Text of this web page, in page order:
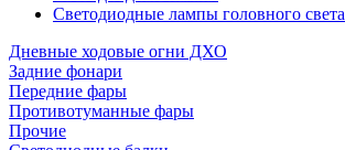
Светодиодные лампы головного света
Дневные ходовые огни ДХО
Задние фонари
Передние фары
Противотуманные фары
Прочие